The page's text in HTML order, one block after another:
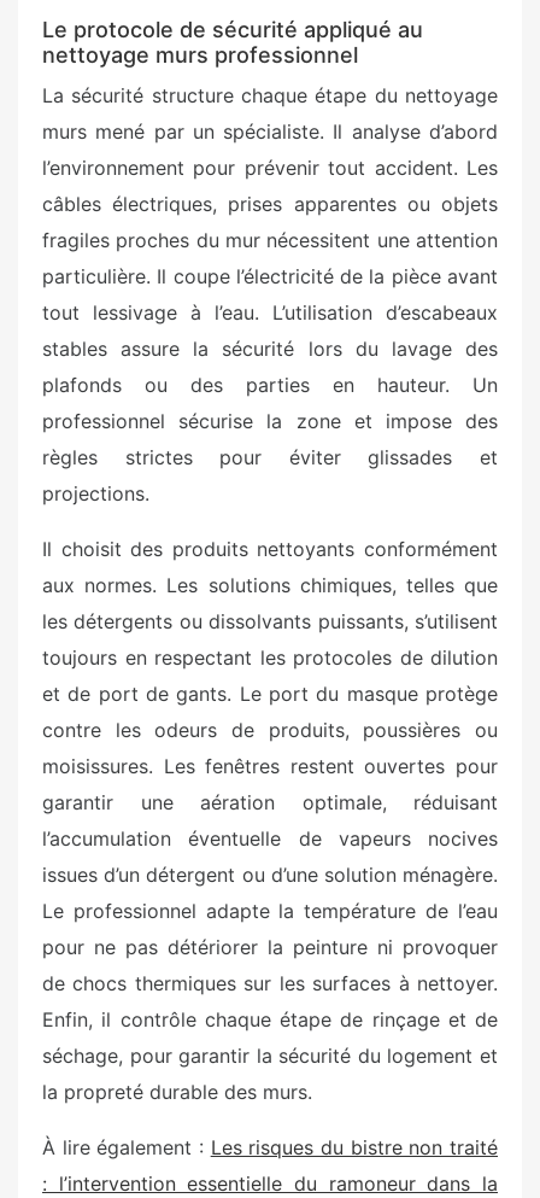
Le protocole de sécurité appliqué au
nettoyage murs professionnel
La sécurité structure chaque étape du nettoyage
murs mené par un spécialiste. Il analyse d’abord
l’environnement pour prévenir tout accident. Les
câbles électriques, prises apparentes ou objets
fragiles proches du mur nécessitent une attention
particulière. Il coupe l’électricité de la pièce avant
tout lessivage à l’eau. L’utilisation d’escabeaux
stables assure la sécurité lors du lavage des
plafonds ou des parties en hauteur. Un
professionnel sécurise la zone et impose des
règles strictes pour éviter glissades et
projections.
Il choisit des produits nettoyants conformément
aux normes. Les solutions chimiques, telles que
les détergents ou dissolvants puissants, s’utilisent
toujours en respectant les protocoles de dilution
et de port de gants. Le port du masque protège
contre les odeurs de produits, poussières ou
moisissures. Les fenêtres restent ouvertes pour
garantir une aération optimale, réduisant
l’accumulation éventuelle de vapeurs nocives
issues d’un détergent ou d’une solution ménagère.
Le professionnel adapte la température de l’eau
pour ne pas détériorer la peinture ni provoquer
de chocs thermiques sur les surfaces à nettoyer.
Enfin, il contrôle chaque étape de rinçage et de
séchage, pour garantir la sécurité du logement et
la propreté durable des murs.
À lire également : Les risques du bistre non traité
: l’intervention essentielle du ramoneur dans la